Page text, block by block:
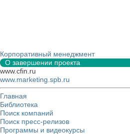
Корпоративный менеджмент
О завершении проекта
www.cfin.ru
www.marketing.spb.ru
Главная
Библиотека
Поиск компаний
Поиск пресс-релизов
Программы и видеокурсы